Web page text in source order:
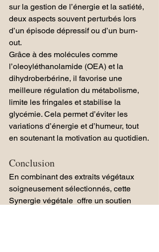
sur la gestion de l’énergie et la satiété,
deux aspects souvent perturbés lors
d’un épisode dépressif ou d’un burn-
out.
Grâce à des molécules comme
l’oleoyléthanolamide (OEA) et la
dihydroberbérine, il favorise une
meilleure régulation du métabolisme,
limite les fringales et stabilise la
glycémie. Cela permet d’éviter les
variations d’énergie et d’humeur, tout
en soutenant la motivation au quotidien.
Conclusion
En combinant des extraits végétaux
soigneusement sélectionnés, cette
Synergie végétale  offre un soutien